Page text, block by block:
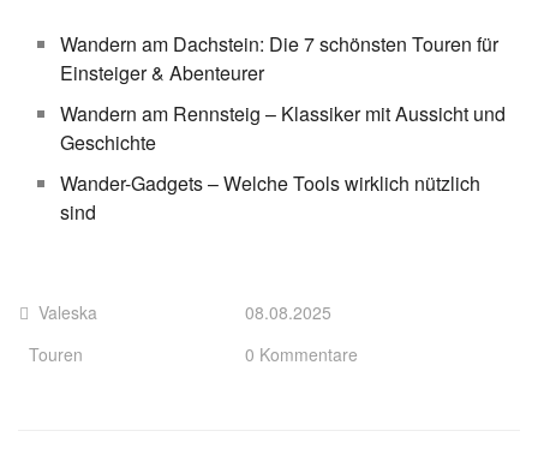
Wandern am Dachstein: Die 7 schönsten Touren für
Einsteiger & Abenteurer
Wandern am Rennsteig – Klassiker mit Aussicht und
Geschichte
Wander-Gadgets – Welche Tools wirklich nützlich
sind
Valeska
Touren
08.08.2025
0 Kommentare